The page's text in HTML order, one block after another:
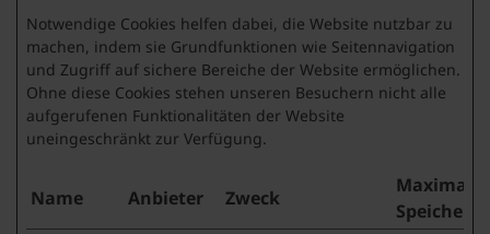
Notwendige Cookies helfen dabei, die Website nutzbar zu
machen, indem sie Grundfunktionen wie Seitennavigation
und Zugriff auf sichere Bereiche der Website ermöglichen.
Ohne diese Cookies stehen unseren Besuchern nicht alle
aufgerufenen Funktionalitäten der Website
uneingeschränkt zur Verfügung.
Name Anbieter Zweck
Maximale